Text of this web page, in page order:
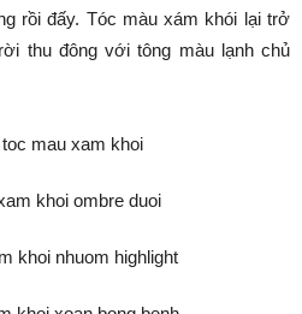
rồi đấy. Tóc màu xám khói lại trở
thu đông với tông màu lạnh chủ